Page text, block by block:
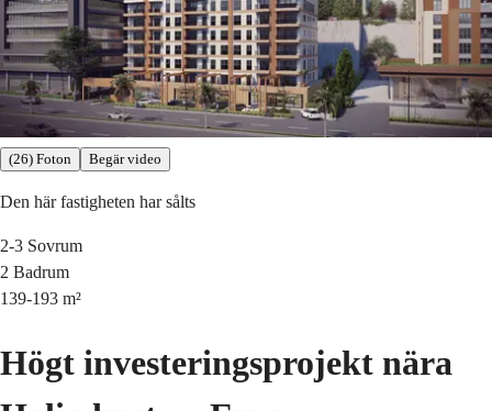
(26) Foton Begär video
Den här fastigheten har sålts
2-3 Sovrum
2 Badrum
139-193 m²
Högt investeringsprojekt nära